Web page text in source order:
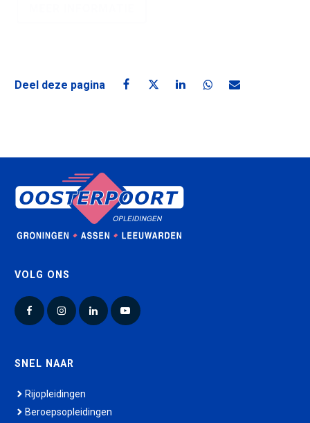
Deel deze pagina
Deel deze pagina op Facebook
Deel deze pagina op X
Deel deze pagina op
Deel deze pagina
Deel deze
VOLG ONS
FacebookInstagramLinkedInYouTube
SNEL NAAR
Rijopleidingen
Beroepsopleidingen